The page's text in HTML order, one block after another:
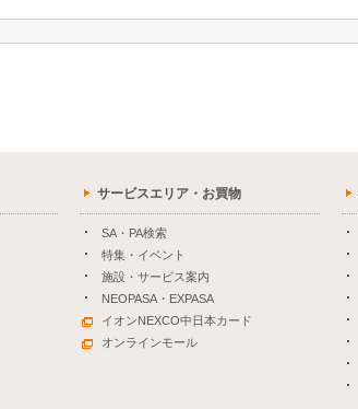
サービスエリア・お買物
SA・PA検索
特集・イベント
施設・サービス案内
NEOPASA・EXPASA
イオンNEXCO中日本カード
オンラインモール